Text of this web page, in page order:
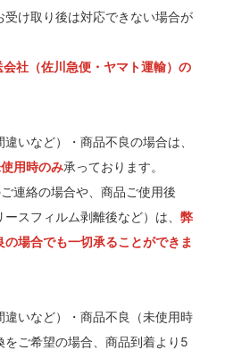
受け取り後は対応できない場合が
社（佐川急便・ヤマト運輸）の
いなど）・商品不良の場合は、
用時のみ承っております。
連絡の場合や、商品ご使用後
ースフィルム剥離後など）は、 弊
場合でも一切承ることができま
違いなど）・商品不良（未使用時
をご希望の場合、商品到着より5